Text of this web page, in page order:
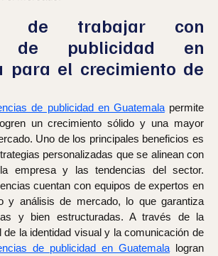
de trabajar con
de publicidad en
para el crecimiento de
de publicidad en Guatemalapermite
un crecimiento sólido y una mayor
Uno de los principales beneficios es
personalizadas que se alinean con
empresa y las tendencias del sector.
cuentan con equipos de expertos en
y análisis de mercado, lo que garantiza
y bien estructuradas. A través de la
de la identidad visual y la comunicación de
de publicidad en Guatemala logran